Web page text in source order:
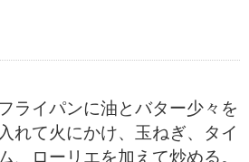
フライパンに油とバター少々を
入れて火にかけ、玉ねぎ、タイ
ム、ローリエを加えて炒める。